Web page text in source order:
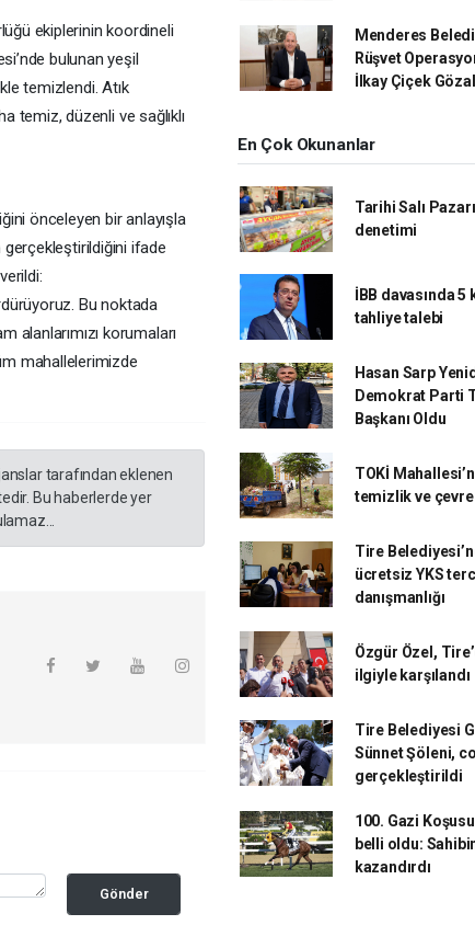
ekiplerinin koordineli
bulunan yeşil
temizlendi. Atık
temiz, düzenli ve sağlıklı
önceleyen bir anlayışla
gerçekleştirildiğini ifade
Bu noktada
korumaları
mahallelerimizde
tarafından eklenen
Bu haberlerde yer
Gönder
Menderes
Rüşvet
İlkay Çiçek
En Çok Okunanlar
Tarihi Salı
denetimi
İBB davasında 5
tahliye talebi
Hasan Sarp
Demokrat Parti
Başkanı Oldu
TOKİ
temizlik ve
Tire
ücretsiz YKS
danışmanlığı
Özgür Özel,
ilgiyle karşılandı
Tire Belediyesi
Sünnet Şöleni,
gerçekleştirildi
100. Gazi
belli oldu:
kazandırdı